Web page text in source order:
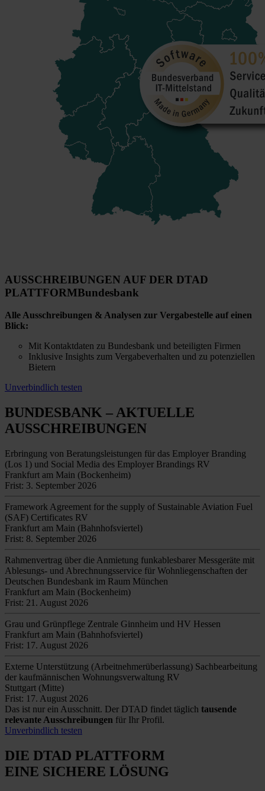
AUSSCHREIBUNGEN AUF DER DTAD
PLATTFORMBundesbank
Alle Ausschreibungen & Analysen zur Vergabestelle auf einen
Blick:
Mit Kontaktdaten zu Bundesbank und beteiligten Firmen
Inklusive Insights zum Vergabeverhalten und zu potenziellen
Bietern
Unverbindlich testen
BUNDESBANK – AKTUELLE
AUSSCHREIBUNGEN
Erbringung von Beratungsleistungen für das Employer Branding
(Los 1) und Social Media des Employer Brandings RV
Frankfurt am Main (Bockenheim)
Frist: 3. September 2026
Framework Agreement for the supply of Sustainable Aviation Fuel
(SAF) Certificates RV
Frankfurt am Main (Bahnhofsviertel)
Frist: 8. September 2026
Rahmenvertrag über die Anmietung funkablesbarer Messgeräte mit
Ablesungs- und Abrechnungsservice für Wohnliegenschaften der
Deutschen Bundesbank im Raum München
Frankfurt am Main (Bockenheim)
Frist: 21. August 2026
Grau und Grünpflege Zentrale Ginnheim und HV Hessen
Frankfurt am Main (Bahnhofsviertel)
Frist: 17. August 2026
Externe Unterstützung (Arbeitnehmerüberlassung) Sachbearbeitung
der kaufmännischen Wohnungsverwaltung RV
Stuttgart (Mitte)
Frist: 17. August 2026
Das ist nur ein Ausschnitt. Der DTAD findet täglich tausende
relevante Ausschreibungen für Ihr Profil.
Unverbindlich testen
DIE DTAD PLATTFORM
EINE SICHERE LÖSUNG